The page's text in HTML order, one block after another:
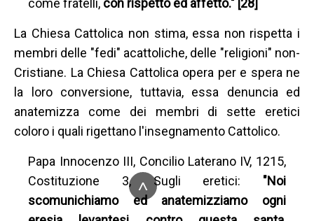
La Chiesa Cattolica non stima, essa non rispetta i
membri delle "fedi" acattoliche, delle "religioni" non-
Cristiane. La Chiesa Cattolica opera per e spera ne
la loro conversione, tuttavia, essa denuncia ed
anatemizza come dei membri di sette eretici
coloro i quali rigettano l'insegnamento Cattolico.
Papa Innocenzo III, Concilio Laterano IV, 1215,
Costituzione 3, Sugli eretici: "Noi
scomunichiamo ed anatemizziamo ogni
^